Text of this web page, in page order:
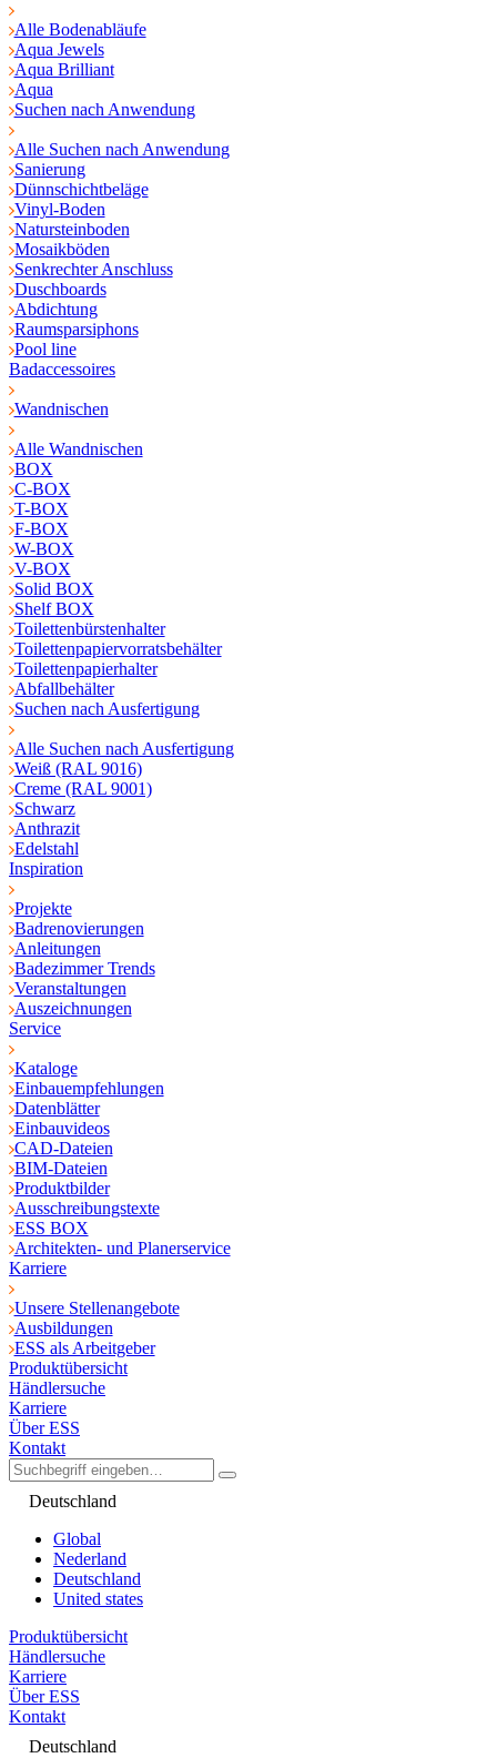
Alle Bodenabläufe
Aqua Jewels
Aqua Brilliant
Aqua
Suchen nach Anwendung
Alle Suchen nach Anwendung
Sanierung
Dünnschichtbeläge
Vinyl-Boden
Natursteinboden
Mosaikböden
Senkrechter Anschluss
Duschboards
Abdichtung
Raumsparsiphons
Pool line
Badaccessoires
Wandnischen
Alle Wandnischen
BOX
C-BOX
T-BOX
F-BOX
W-BOX
V-BOX
Solid BOX
Shelf BOX
Toilettenbürstenhalter
Toilettenpapiervorratsbehälter
Toilettenpapierhalter
Abfallbehälter
Suchen nach Ausfertigung
Alle Suchen nach Ausfertigung
Weiß (RAL 9016)
Creme (RAL 9001)
Schwarz
Anthrazit
Edelstahl
Inspiration
Projekte
Badrenovierungen
Anleitungen
Badezimmer Trends
Veranstaltungen
Auszeichnungen
Service
Kataloge
Einbauempfehlungen
Datenblätter
Einbauvideos
CAD-Dateien
BIM-Dateien
Produktbilder
Ausschreibungstexte
ESS BOX
Architekten- und Planerservice
Karriere
Unsere Stellenangebote
Ausbildungen
ESS als Arbeitgeber
Produktübersicht
Händlersuche
Karriere
Über ESS
Kontakt
Deutschland
Global
Nederland
Deutschland
United states
Produktübersicht
Händlersuche
Karriere
Über ESS
Kontakt
Deutschland